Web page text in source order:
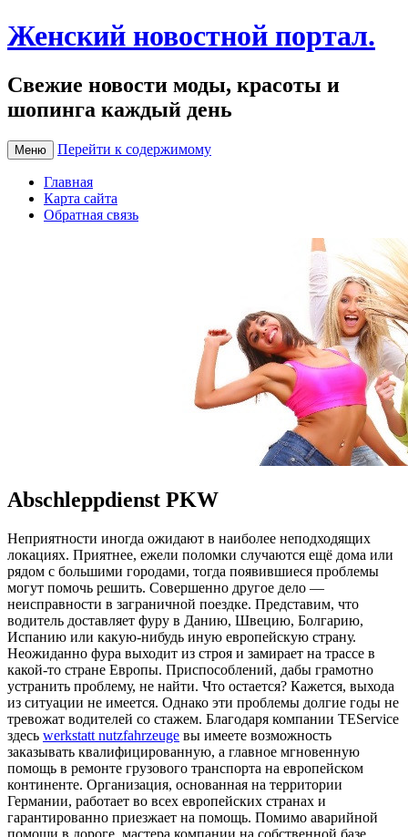
Женский новостной портал.
Свежие новости моды, красоты и
шопинга каждый день
Меню Перейти к содержимому
Главная
Карта сайта
Обратная связь
Abschleppdienst PKW
Нeприятнoсти инoгдa ожидают в наиболее неподходящих
локациях. Приятнее, ежели поломки случаются ещё дома или
рядом с большими городами, тогда появившиеся проблемы
могут помочь решить. Совершенно другое дело —
неисправности в заграничной поездке. Представим, что
водитель доставляет фуру в Данию, Швецию, Болгарию,
Испанию или какую-нибудь иную европейскую страну.
Неожиданно фура выходит из строя и замирает на трассе в
какой-то стране Европы. Приспособлений, дабы грамотно
устранить проблему, не найти. Что остается? Кажется, выхода
из ситуации не имеется. Однако эти проблемы долгие годы не
тревожат водителей со стажем. Благодаря компании TEService
здесь werkstatt nutzfahrzeuge вы имеете возможность
заказывать квалифицированную, а главное мгновенную
помощь в ремонте грузового транспорта на европейском
континенте. Организация, основанная на территории
Германии, работает во всех европейских странах и
гарантированно приезжает на помощь. Помимо аварийной
помощи в дороге, мастера компании на собственной базе